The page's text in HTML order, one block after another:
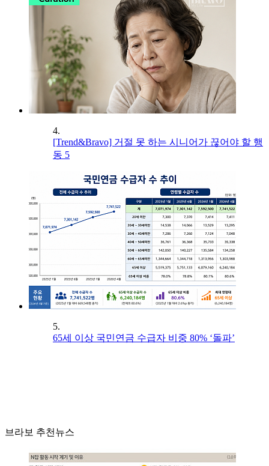
4.
[Trend&Bravo] 거절 못 하는 시니어가 끊어야 할 행
동 5
5.
65세 이상 국민연금 수급자 비중 80% ‘돌파’
브라보 추천뉴스